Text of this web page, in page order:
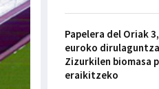
Papelera del Oriak
euroko
Zizurkilen biomasa
eraikitzeko